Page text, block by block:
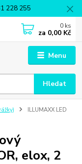
228 255
Menu
Hledat
0 ks
za 0,00 Kč
ILLUMAXX LED
elox, 2